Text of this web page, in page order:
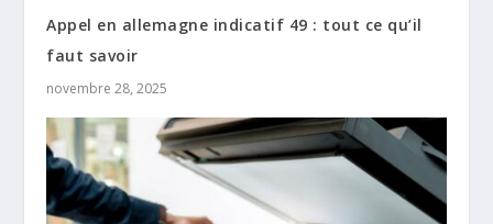
Appel en allemagne indicatif 49 : tout ce qu’il
faut savoir
novembre 28, 2025